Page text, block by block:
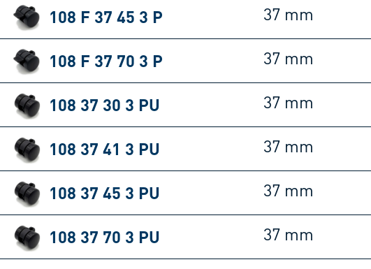
108 F 37 45 3 P 37 mm
108 F 37 70 3 P 37 mm
108 37 30 3 PU 37 mm
108 37 41 3 PU 37 mm
108 37 45 3 PU 37 mm
108 37 70 3 PU 37 mm